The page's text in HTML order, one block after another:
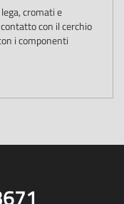
cromati e
con il cerchio
i componenti